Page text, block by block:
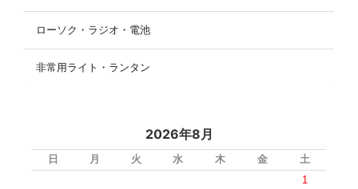
ローソク・ラジオ・電池
非常用ライト・ランタン
2026年8月
日 月 火 水 木 金
土
1